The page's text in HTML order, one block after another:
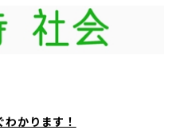
かります！